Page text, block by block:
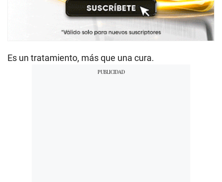
Es un tratamiento, más que una cura.